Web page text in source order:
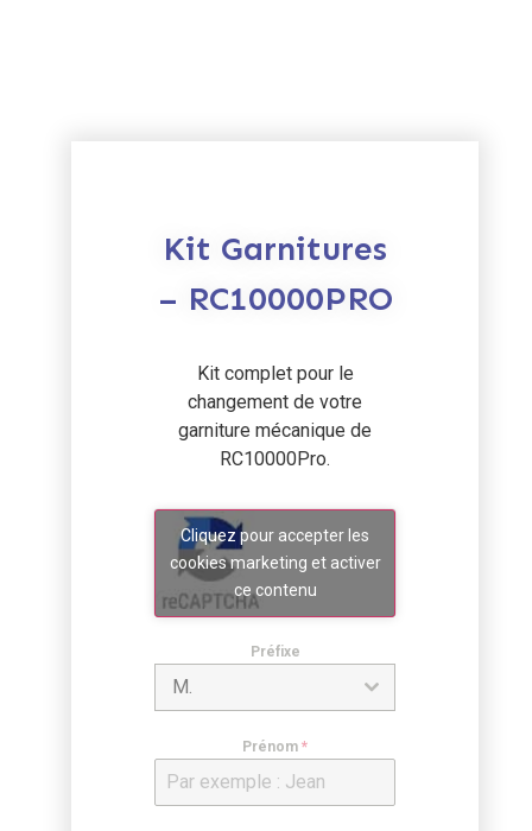
Kit Garnitures
– RC10000PRO
Kit complet pour le
changement de votre
garniture mécanique de
RC10000Pro.
Cliquez pour accepter les
cookies marketing et activer
ce contenu
Préfixe
M.
Prénom *